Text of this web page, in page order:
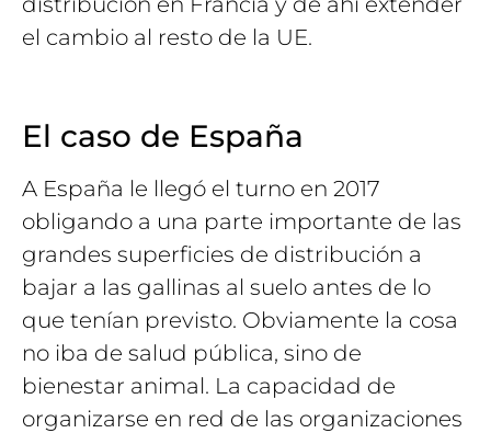
el cambio al resto de la UE.
El caso de España
A España le llegó el turno en 2017
obligando a una parte importante de las
grandes superficies de distribución a
bajar a las gallinas al suelo antes de lo
que tenían previsto. Obviamente la cosa
no iba de salud pública, sino de
bienestar animal. La capacidad de
organizarse en red de las organizaciones